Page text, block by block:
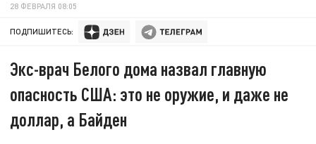
28 ФЕВРАЛЯ 08:05
ПОДПИШИТЕСЬ:
Экс-врач Белого дома назвал главную
опасность США: это не оружие, и даже не
доллар, а Байден